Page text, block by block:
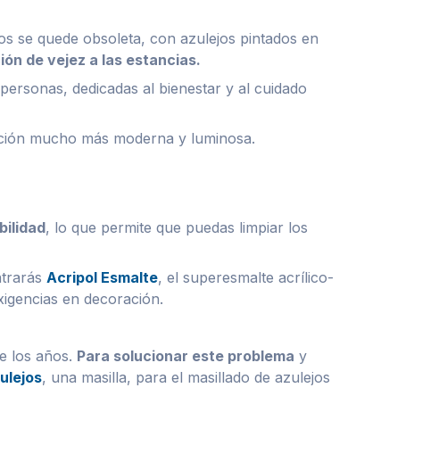
se quede obsoleta, con azulejos pintados en
de vejez a las estancias.
dedicadas al bienestar y al cuidado
mucho más moderna y luminosa.
, lo que permite que puedas limpiar los
Acripol Esmalte, el superesmalte acrílico-
en decoración.
los años. Para solucionar este problema y
, una masilla, para el masillado de azulejos